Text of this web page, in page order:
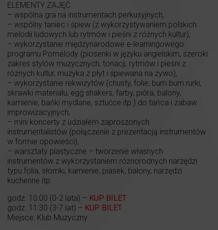
ELEMENTY ZAJĘĆ
– wspólna gra na instrumentach perkusyjnych,
– wspólny taniec i śpiew (z wykorzystywaniem polskich
melodii ludowych lub rytmów i pieśni z różnych kultur),
– wykorzystanie międzynarodowe e-learningowego
programu Pomelody (piosenki w języku angielskim, szeroki
zakres stylów muzycznych, tonacji, rytmów i pieśni z
różnych kultur, muzyka z płyt i śpiewana na żywo),
– wykorzystanie rekwizytów (chusty, folie, bum bum rurki,
skrawki materiału, egg shakers, farby, pióra, balony,
kamienie, bańki mydlane, sztućce itp.) do tańca i zabaw
improwizacyjnych,
– mini koncerty z udziałem zaproszonych
instrumentalistów (połączenie z prezentacją instrumentów
w formie opowieści),
– warsztaty plastyczne – tworzenie własnych
instrumentów z wykorzystaniem różnorodnych narzędzi
typu folia, słomki, kamienie, piasek, balony, narzędzi
kuchenne itp.
godz. 10:00 (0-2 lata) – KUP BILET
godz. 11:30 (3-7 lat) – KUP BILET
Miejsce: Klub Muzyczny